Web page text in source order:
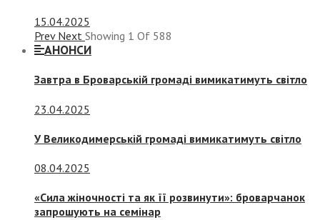
15.04.2025
Prev Next Showing 1 Of 588
АНОНСИ
Завтра в Броварській громаді вимикатимуть світло
23.04.2025
У Великодимерській громаді вимикатимуть світло
08.04.2025
«Сила жіночності та як її розвинути»: броварчанок
запрошують на семінар